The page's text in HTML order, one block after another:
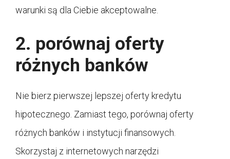
warunki są dla Ciebie akceptowalne.
2. porównaj oferty
różnych banków
Nie bierz pierwszej lepszej oferty kredytu
hipotecznego. Zamiast tego, porównaj oferty
różnych banków i instytucji finansowych.
Skorzystaj z internetowych narzędzi